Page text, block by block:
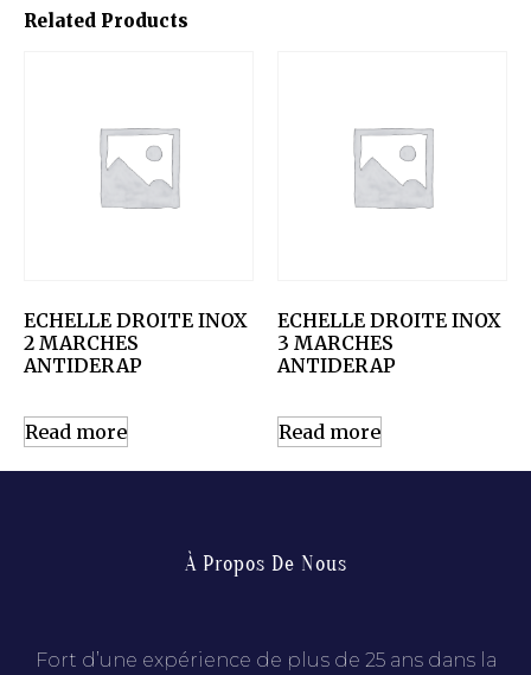
Related Products
ECHELLE DROITE INOX
2 MARCHES
ANTIDERAP
Read more
ECHELLE DROITE INOX
3 MARCHES
ANTIDERAP
Read more
À Propos De Nous
Fort d’une expérience de plus de 25 ans dans la